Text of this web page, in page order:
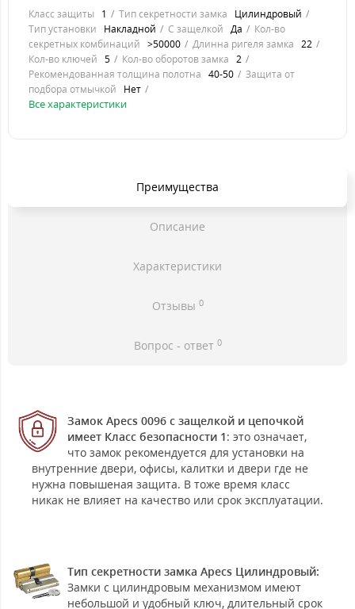
Класс защиты 1 Тип секретности замка
Цилиндровый
Тип установки
Накладной С защелкой Да
Кол-во
секретных комбинаций >50000 Длинна ригеля замка 22
Кол-во ключей 5 Кол-во оборотов замка 2
Рекомендованная толщина полотна 40-50
Защита от
подбора отмычкой
Нет
Все характеристики
Преимущества
Описание
Характеристики
Отзывы 0
Вопрос - ответ 0
Замок Apecs 0096 с защелкой и цепочкой
имеет Класс безопасности 1: это означает,
что замок рекомендуется для установки на
внутренние двери, офисы, калитки и двери где не
нужна повышеная защита. В тоже время класс
никак не влияет на качество или срок эксплуатации.
Тип секретности замка Apecs Цилиндровый:
Замки с цилиндровым механизмом имеют
небольшой и удобный ключ, длительный срок